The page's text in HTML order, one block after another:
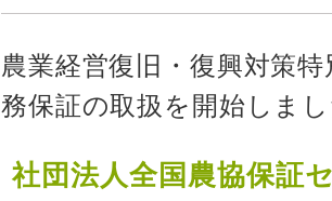
農業経営復旧・復興対策
務保証の取扱を開始しま
社団法人全国農協保証